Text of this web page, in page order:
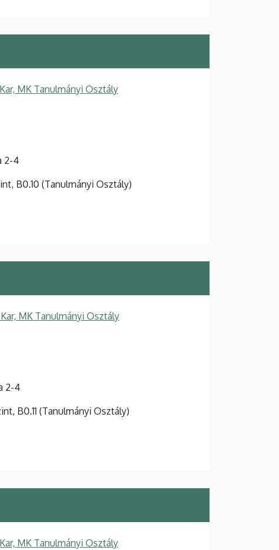
MK Tanulmányi Osztály
2-4
B0.10 (Tanulmányi Osztály)
MK Tanulmányi Osztály
2-4
B0.11 (Tanulmányi Osztály)
MK Tanulmányi Osztály